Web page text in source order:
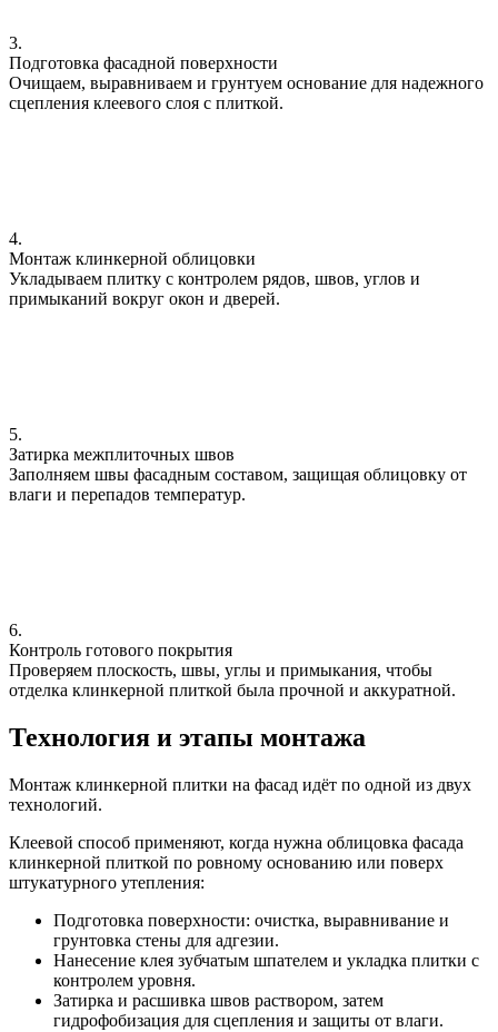
3.
Подготовка фасадной поверхности
Очищаем, выравниваем и грунтуем основание для надежного
сцепления клеевого слоя с плиткой.
4.
Монтаж клинкерной облицовки
Укладываем плитку с контролем рядов, швов, углов и
примыканий вокруг окон и дверей.
5.
Затирка межплиточных швов
Заполняем швы фасадным составом, защищая облицовку от
влаги и перепадов температур.
6.
Контроль готового покрытия
Проверяем плоскость, швы, углы и примыкания, чтобы
отделка клинкерной плиткой была прочной и аккуратной.
Технология и этапы монтажа
Монтаж клинкерной плитки на фасад идёт по одной из двух
технологий.
Клеевой способ применяют, когда нужна облицовка фасада
клинкерной плиткой по ровному основанию или поверх
штукатурного утепления:
Подготовка поверхности: очистка, выравнивание и
грунтовка стены для адгезии.
Нанесение клея зубчатым шпателем и укладка плитки с
контролем уровня.
Затирка и расшивка швов раствором, затем
гидрофобизация для сцепления и защиты от влаги.